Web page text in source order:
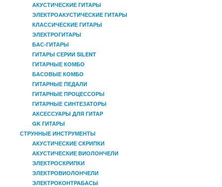
АКУСТИЧЕСКИЕ ГИТАРЫ
ЭЛЕКТРОАКУСТИЧЕСКИЕ ГИТАРЫ
КЛАССИЧЕСКИЕ ГИТАРЫ
ЭЛЕКТРОГИТАРЫ
БАС-ГИТАРЫ
ГИТАРЫ СЕРИИ SILENT
ГИТАРНЫЕ КОМБО
БАСОВЫЕ КОМБО
ГИТАРНЫЕ ПЕДАЛИ
ГИТАРНЫЕ ПРОЦЕССОРЫ
ГИТАРНЫЕ СИНТЕЗАТОРЫ
АКСЕССУАРЫ ДЛЯ ГИТАР
GK ГИТАРЫ
СТРУННЫЕ ИНСТРУМЕНТЫ
АКУСТИЧЕСКИЕ СКРИПКИ
АКУСТИЧЕСКИЕ ВИОЛОНЧЕЛИ
ЭЛЕКТРОСКРИПКИ
ЭЛЕКТРОВИОЛОНЧЕЛИ
ЭЛЕКТРОКОНТРАБАСЫ